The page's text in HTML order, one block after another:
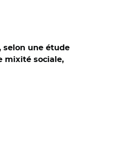
selon une étude
mixité sociale,